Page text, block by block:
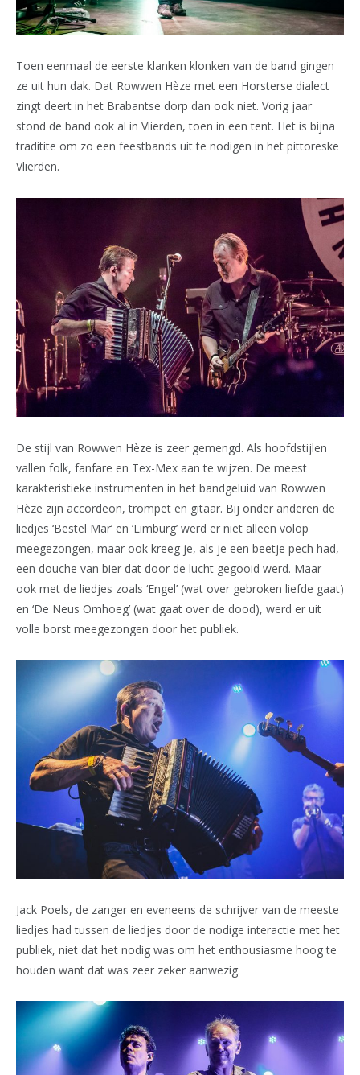
Toen eenmaal de eerste klanken klonken van de band gingen
ze uit hun dak. Dat Rowwen Hèze met een Horsterse dialect
zingt deert in het Brabantse dorp dan ook niet. Vorig jaar
stond de band ook al in Vlierden, toen in een tent. Het is bijna
traditite om zo een feestbands uit te nodigen in het pittoreske
Vlierden.
De stijl van Rowwen Hèze is zeer gemengd. Als hoofdstijlen
vallen folk, fanfare en Tex-Mex aan te wijzen. De meest
karakteristieke instrumenten in het bandgeluid van Rowwen
Hèze zijn accordeon, trompet en gitaar. Bij onder anderen de
liedjes ‘Bestel Mar’ en ‘Limburg’ werd er niet alleen volop
meegezongen, maar ook kreeg je, als je een beetje pech had,
een douche van bier dat door de lucht gegooid werd. Maar
ook met de liedjes zoals ‘Engel’ (wat over gebroken liefde gaat)
en ‘De Neus Omhoeg’ (wat gaat over de dood), werd er uit
volle borst meegezongen door het publiek.
Jack Poels, de zanger en eveneens de schrijver van de meeste
liedjes had tussen de liedjes door de nodige interactie met het
publiek, niet dat het nodig was om het enthousiasme hoog te
houden want dat was zeer zeker aanwezig.